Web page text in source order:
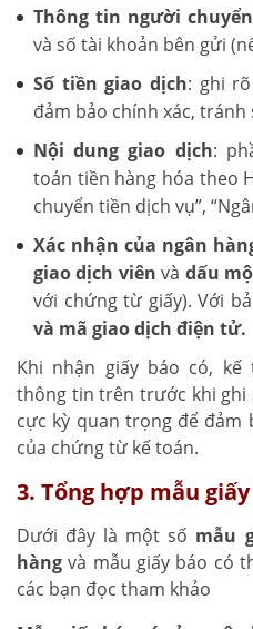
Thông tin người
và số tài khoản bên gửi
Số tiền giao dịch: ghi rõ
đảm bảo chính xác, tránh
Nội dung giao dịch:
toán tiền hàng hóa theo
chuyển tiền dịch vụ”,
Xác nhận của ngân
giao dịch viên và dấu
với chứng từ giấy). Với
và mã giao dịch điện tử.
Khi nhận giấy báo có,
thông tin trên trước khi
cực kỳ quan trọng để đảm
của chứng từ kế toán.
3. Tổng hợp mẫu
Dưới đây là một số mẫu
hàng và mẫu giấy báo có
các bạn đọc tham khảo